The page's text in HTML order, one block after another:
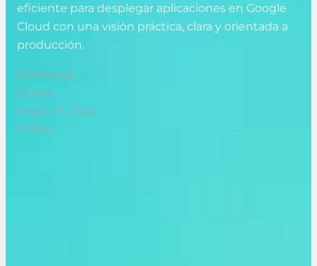
eficiente para desplegar aplicaciones en Google
Cloud con una visión práctica, clara y orientada a
producción.
Workshop
Online
mayo 27, 2026
17:30h.